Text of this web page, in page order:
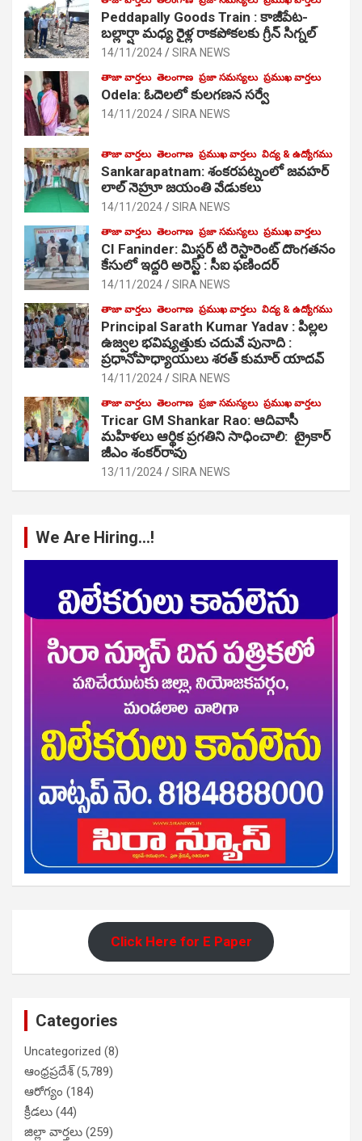
Peddapally Goods Train : కాజీపేట-
బల్లార్షా మధ్య రైళ్ల రాకపోకలకు గ్రీన్ సిగ్నల్
14/11/2024 SIRA NEWS
తాజా వార్తలు తెలంగాణ ప్రజా సమస్యలు ప్రముఖ వార్తలు
Odela: ఓదెలలో కులగణన సర్వే
14/11/2024 SIRA NEWS
తాజా వార్తలు తెలంగాణ ప్రముఖ వార్తలు విద్య & ఉద్యోగము
Sankarapatnam: శంకరపట్నంలో జవహర్
లాల్ నెహ్రూ జయంతి వేడుకలు
14/11/2024 SIRA NEWS
తాజా వార్తలు తెలంగాణ ప్రజా సమస్యలు ప్రముఖ వార్తలు
CI Faninder: మిస్టర్ టి రెస్టారెంట్ దొంగతనం
కేసులో ఇద్దరి అరెస్ట్ : సీఐ ఫణిందర్
14/11/2024 SIRA NEWS
తాజా వార్తలు తెలంగాణ ప్రముఖ వార్తలు విద్య & ఉద్యోగము
Principal Sarath Kumar Yadav : పిల్లల
ఉజ్వల భవిష్యత్తుకు చదువే పునాది :
ప్రధానోపాధ్యాయులు శరత్ కుమార్ యాదవ్
14/11/2024 SIRA NEWS
తాజా వార్తలు తెలంగాణ ప్రజా సమస్యలు ప్రముఖ వార్తలు
Tricar GM Shankar Rao: ఆదివాసీ
మహిళలు ఆర్థిక ప్రగతిని సాధించాలి: ట్రైకార్
జీఎం శంకర్‌రావు
13/11/2024 SIRA NEWS
We Are Hiring…!
Click Here for E Paper
Categories
Uncategorized (8)
ఆంధ్రప్రదేశ్(5,789)
ఆరోగ్యం (184)
క్రీడలు (44)
జిల్లా వార్తలు (259)